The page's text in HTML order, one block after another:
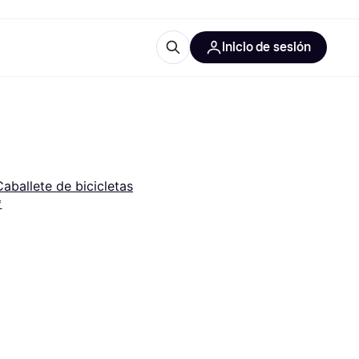
Inicio de sesión
de bicicletas